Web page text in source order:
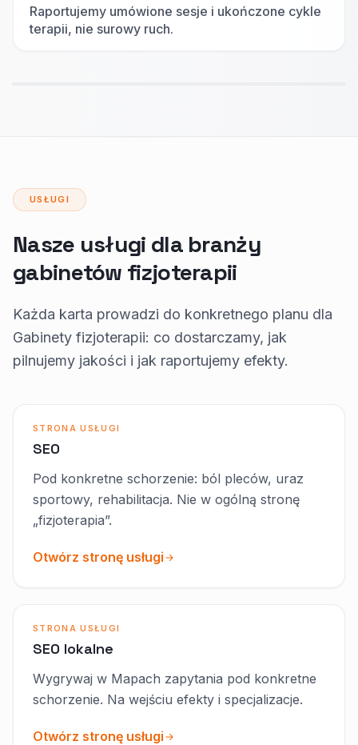
Raportujemy umówione sesje i ukończone cykle
terapii, nie surowy ruch.
USŁUGI
Nasze usługi dla branży
gabinetów fizjoterapii
Każda karta prowadzi do konkretnego planu dla
Gabinety fizjoterapii: co dostarczamy, jak
pilnujemy jakości i jak raportujemy efekty.
STRONA USŁUGI
SEO
Pod konkretne schorzenie: ból pleców, uraz
sportowy, rehabilitacja. Nie w ogólną stronę
„fizjoterapia”.
Otwórz stronę usługi
STRONA USŁUGI
SEO lokalne
Wygrywaj w Mapach zapytania pod konkretne
schorzenie. Na wejściu efekty i specjalizacje.
Otwórz stronę usługi